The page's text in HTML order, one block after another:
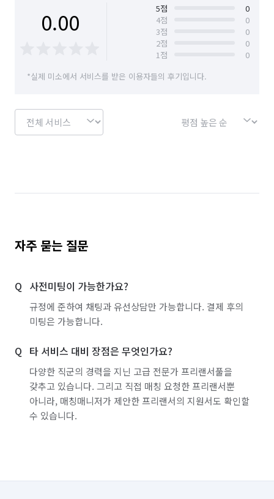
대구 서구
대구 중구0.00 5점
0
4점
0
3점
0
2점
0
1점
0
*실제 미소에서 서비스를 받은 이용자들의 후기입니다.
자주 묻는 질문
사전미팅이 가능한가요?
규정에 준하여 채팅과 유선상담만 가능합니다. 결제 후의
미팅은 가능합니다.
타 서비스 대비 장점은 무엇인가요?
다양한 직군의 경력을 지닌 고급 전문가 프리랜서풀을
갖추고 있습니다. 그리고 직접 매칭 요청한 프리랜서뿐
아니라, 매칭매니저가 제안한 프리랜서의 지원서도 확인할
수 있습니다.